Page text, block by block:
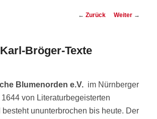
Beitragsnavigation
← Zurück Weiter →
Bröger-Texte
Blumenorden e.V. im Nürnberger
von Literaturbegeisterten
ununterbrochen bis heute. Der